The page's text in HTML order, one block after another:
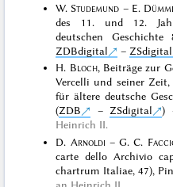
W. Studemund – E.
des 11. und 12.
deutschen
ZDBdigital
– ZSdigital
H. Bloch, Beiträge zur
Vercelli und seiner Zeit,
für ältere deutsche
(ZDB –ZSdigital )
Heinrich II.
D. Arnoldi – G. C.
carte dello Archivio
chartrum Italiae, 47),